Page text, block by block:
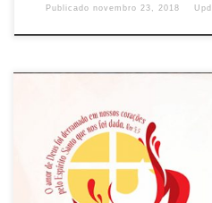
Publicado novembro 23, 2018
Conheça a arte tema do ano e faça o
aplicação, versão infantil e vinhetas
passagem bíblica de Romanos 5, 5 “O